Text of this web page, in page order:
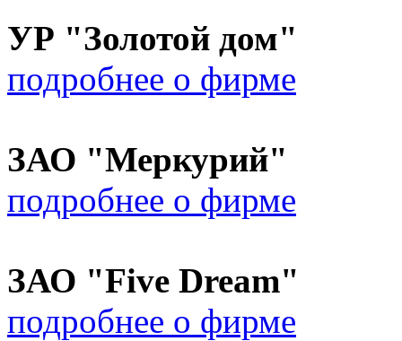
УР "Золотой дом"
подробнее о фирме
ЗАО "Меркурий"
подробнее о фирме
ЗАО "Five Dream"
подробнее о фирме